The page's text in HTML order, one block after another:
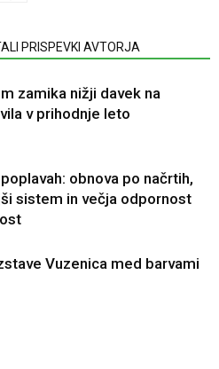
PRISPEVKI AVTORJA
zamika nižji davek na
v prihodnje leto
obnova po načrtih,
sistem in večja odpornost
Vuzenica med barvami